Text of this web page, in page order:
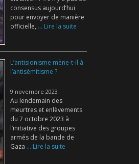
consensus aujourd’hui
pour envoyer de manière
officielle, ... Lire la suite
L’antisionisme mène-t-il à
l’antisémitisme ?
9 novembre 2023
Au lendemain des
meurtres et enlèvements
du 7 octobre 2023 à
l’initiative des groupes
armés de la bande de
Gaza ... Lire la suite